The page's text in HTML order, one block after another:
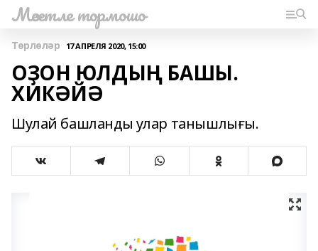
Мәсетле тормошо
Төрлөләр 17 АПРЕЛЯ 2020, 15:00
ОҘОН ЮЛДЫҢ БАШЫ.
ХИКӘЙӘ
Шулай башланды улар танышлығы.